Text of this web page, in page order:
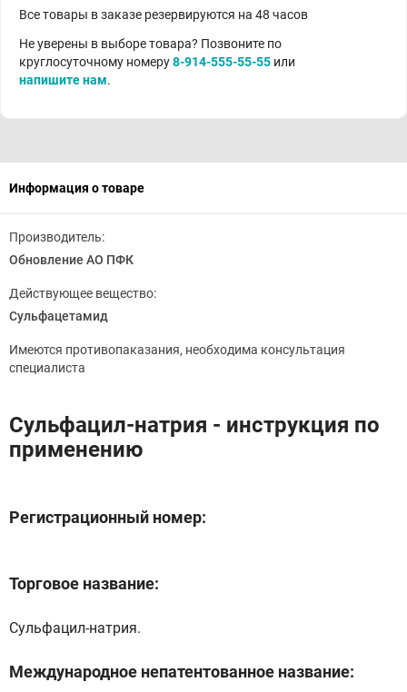
Все товары в заказе резервируются на 48 часов
Не уверены в выборе товара? Позвоните по
круглосуточному номеру8-914-555-55-55 или
напишите нам.
Информация о товаре
Производитель:
Обновление АО ПФК
Действующее вещество:
Сульфацетамид
Имеются противопаказания, необходима консультация
специалиста
Сульфацил-натрия - инструкция по
применению
Регистрационный номер:
Торговое название:
Сульфацил-натрия.
Международное непатентованное название: